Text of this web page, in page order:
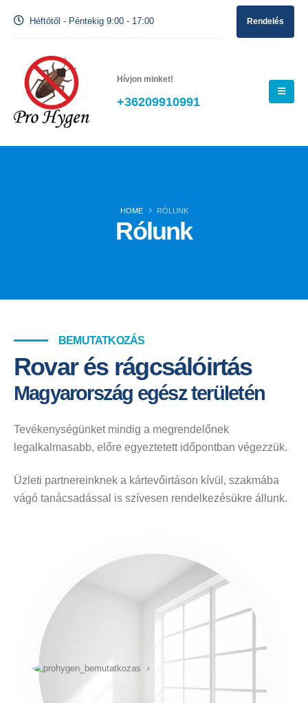
Héftőtől - Péntekig 9:00 - 17:00 Rendelés
Hívjon minket!
+36209910991
HOME RÓLUNK
Rólunk
BEMUTATKOZÁS
Rovar és rágcsálóirtás
Magyarország egész területén
Tevékenységünket mindig a megrendelőnek
legalkalmasabb, előre egyeztetett időpontban végezzük.
Üzleti partnereinknek a kártevőirtáson kívül, szakmába
vágó tanácsadással is szívesen rendelkezésükre állunk.